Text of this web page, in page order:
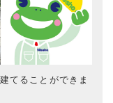
てることができま